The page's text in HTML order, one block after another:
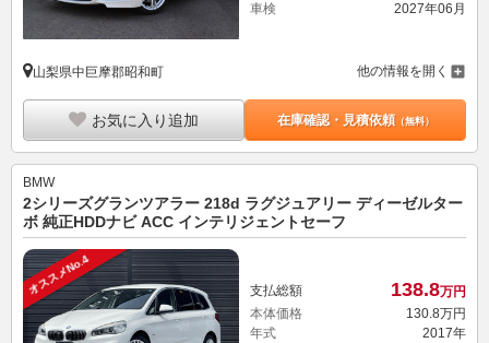
車検
2027年06月
山梨県中巨摩郡昭和町 他の情報を開く
お気に入り追加 在庫確認・見積依頼（無料）
BMW
2シリーズグランツアラー 218d ラグジュアリー ディーゼルター
ボ 純正HDDナビ ACC インテリジェントセーフ
オススメNo.4 支払総額 138.8万円
本体価格
130. 8万円
年式
2017年